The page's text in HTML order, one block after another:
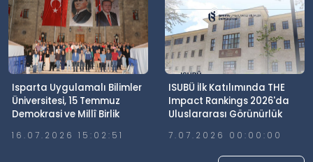
Isparta Uygulamalı Bilimler
Üniversitesi, 15 Temmuz
Demokrasi ve Millî Birlik
16.07.2026 15:02:51
ISUBÜ İlk Katılımında THE
Impact Rankings 2026'da
Uluslararası Görünürlük
7.07.2026 00:00:00